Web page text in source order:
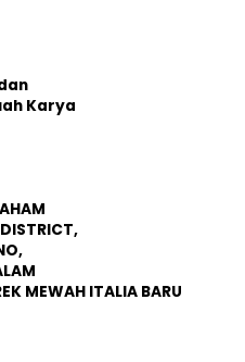
Karya
MEWAH ITALIA BARU